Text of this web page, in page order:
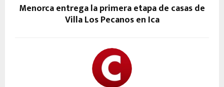
Menorca entrega la primera etapa de casas de
Villa Los Pecanos en Ica